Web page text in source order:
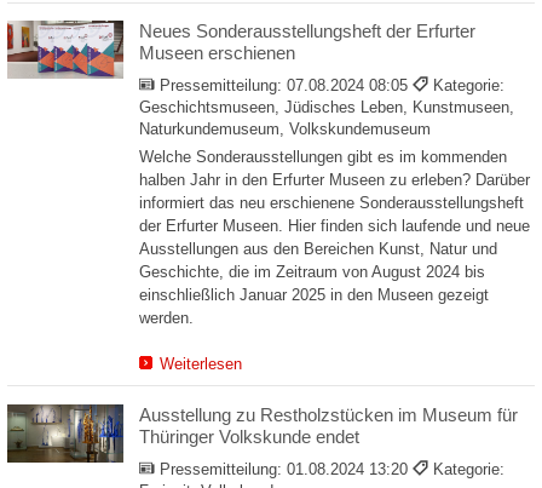
Neues Sonderausstellungsheft der Erfurter
Museen erschienen
Pressemitteilung: 07.08.2024 08:05
Kategorie:
Geschichtsmuseen, Jüdisches Leben, Kunstmuseen,
Naturkundemuseum, Volkskundemuseum
Welche Sonderausstellungen gibt es im kommenden
halben Jahr in den Erfurter Museen zu erleben? Darüber
informiert das neu erschienene Sonderausstellungsheft
der Erfurter Museen. Hier finden sich laufende und neue
Ausstellungen aus den Bereichen Kunst, Natur und
Geschichte, die im Zeitraum von August 2024 bis
einschließlich Januar 2025 in den Museen gezeigt
werden.
Weiterlesen
Ausstellung zu Restholzstücken im Museum für
Thüringer Volkskunde endet
Pressemitteilung: 01.08.2024 13:20
Kategorie: